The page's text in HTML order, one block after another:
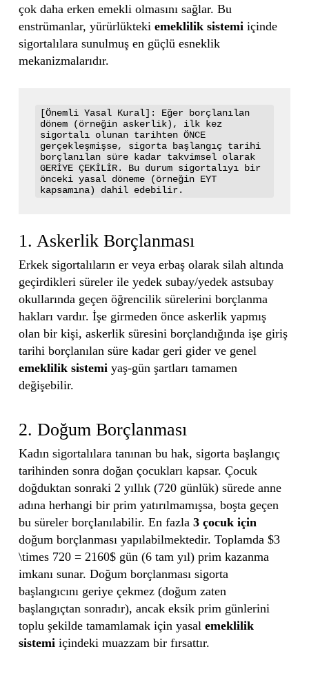
çok daha erken emekli olmasını sağlar. Bu
enstrümanlar, yürürlükteki emeklilik sistemiiçinde
sigortalılara sunulmuş en güçlü esneklik
mekanizmalarıdır.
[Önemli Yasal Kural]: Eğer borçlanılan
dönem (örneğin askerlik), ilk kez
sigortalı olunan tarihten ÖNCE
gerçekleşmişse, sigorta başlangıç tarihi
borçlanılan süre kadar takvimsel olarak
GERİYE ÇEKİLİR. Bu durum sigortalıyı bir
önceki yasal döneme (örneğin EYT
1. Askerlik Borçlanması
Erkek sigortalıların er veya erbaş olarak silah altında
geçirdikleri süreler ile yedek subay/yedek astsubay
okullarında geçen öğrencilik sürelerini borçlanma
hakları vardır. İşe girmeden önce askerlik yapmış
olan bir kişi, askerlik süresini borçlandığında işe giriş
tarihi borçlanılan süre kadar geri gider ve genel
emeklilik sistemiyaş-gün şartları tamamen
değişebilir.
2. Doğum Borçlanması
Kadın sigortalılara tanınan bu hak, sigorta başlangıç
tarihinden sonra doğan çocukları kapsar. Çocuk
doğduktan sonraki 2 yıllık (720 günlük) sürede anne
adına herhangi bir prim yatırılmamışsa, boşta geçen
bu süreler borçlanılabilir. En fazla 3 çocuk için
doğum borçlanması yapılabilmektedir. Toplamda $3
\times 720 = 2160$ gün (6 tam yıl) prim kazanma
imkanı sunar. Doğum borçlanması sigorta
başlangıcını geriye çekmez (doğum zaten
başlangıçtan sonradır), ancak eksik prim günlerini
toplu şekilde tamamlamak için yasal emeklilik
sistemiiçindeki muazzam bir fırsattır.